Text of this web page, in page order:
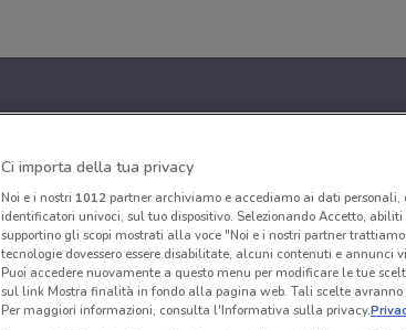
Ci importa della tua privacy
Noi e i nostri 1012partner archiviamo e accediamo ai dati
identificatori univoci, sul tuo dispositivo. Selezionando Accetto,
supportino gli scopi mostrati alla voce "Noi e i nostri partner
tecnologie dovessero essere disabilitate, alcuni contenuti e annunci
Puoi accedere nuovamente a questo menu per modificare le tue
sul link Mostra finalità in fondo alla pagina web. Tali scelte avranno
Per maggiori informazioni, consulta l'Informativa sulla privacy.